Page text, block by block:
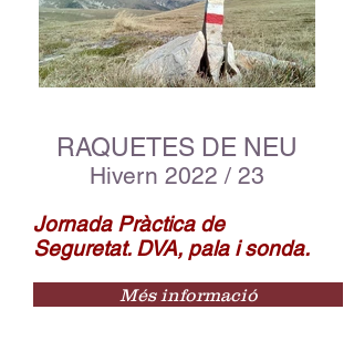
RAQUETES DE NEU
Hivern 2022 / 23
Jornada Pràctica de
Seguretat. DVA, pala i sonda.
Més informació